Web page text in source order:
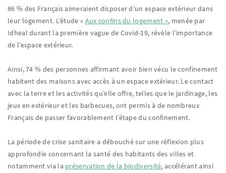
86 % des Français aimeraient disposer d’un espace extérieur dans
leur logement. L’étude « Aux confins du logement », menée par
Idheal durant la première vague de Covid-19, révèle l’importance
de l’espace extérieur.
Ainsi, 74 % des personnes affirmant avoir bien vécu le confinement
habitent des maisons avec accès à un espace extérieur. Le contact
avec la terre et les activités qu’elle offre, telles que le jardinage, les
jeux en extérieur et les barbecues, ont permis à de nombreux
Français de passer favorablement l’étape du confinement.
La période de crise sanitaire a débouché sur une réflexion plus
approfondie concernant la santé des habitants des villes et
notamment via la préservation de la biodiversité, accélérant ainsi